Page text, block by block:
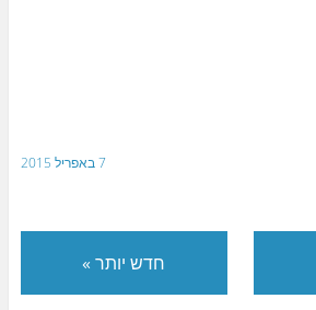
7 באפריל 2015
חדש יותר »